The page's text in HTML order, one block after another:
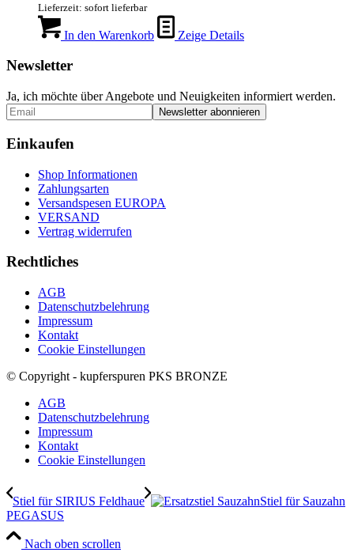
Lieferzeit: sofort lieferbar
In den Warenkorb Zeige Details
Newsletter
Ja, ich möchte über Angebote und Neuigkeiten informiert werden.
Einkaufen
Shop Informationen
Zahlungsarten
Versandspesen EUROPA
VERSAND
Vertrag widerrufen
Rechtliches
AGB
Datenschutzbelehrung
Impressum
Kontakt
Cookie Einstellungen
© Copyright - kupferspuren PKS BRONZE
AGB
Datenschutzbelehrung
Impressum
Kontakt
Cookie Einstellungen
Stiel für SIRIUS Feldhaue
Stiel für Sauzahn
PEGASUS
Nach oben scrollen